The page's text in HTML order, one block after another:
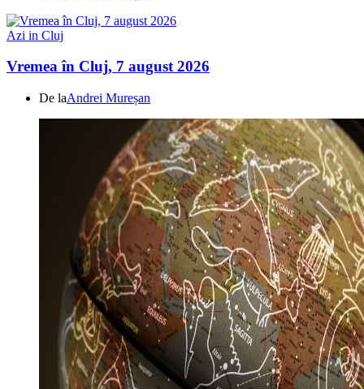
Azi in Cluj
Vremea în Cluj, 7 august 2026
De laAndrei Mureșan